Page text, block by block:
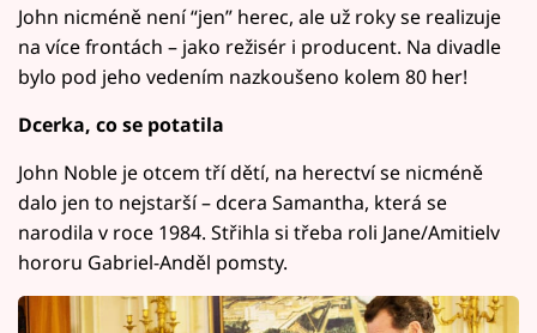
John nicméně není “jen” herec, ale už roky se realizuje
na více frontách – jako režisér i producent. Na divadle
bylo pod jeho vedením nazkoušeno kolem 80 her!
Dcerka, co se potatila
John Noble je otcem tří dětí, na herectví se nicméně
dalo jen to nejstarší – dcera Samantha, která se
narodila v roce 1984. Střihla si třeba roli Jane/Amitielv
hororu Gabriel-Anděl pomsty.